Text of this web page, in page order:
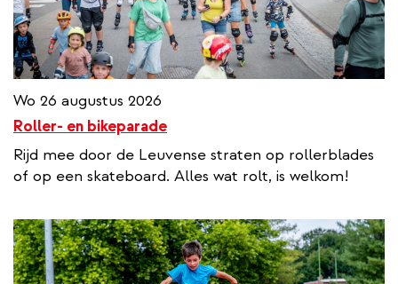
Wo 26 augustus 2026
Roller- en bikeparade
Rijd mee door de Leuvense straten op rollerblades
of op een skateboard. Alles wat rolt, is welkom!